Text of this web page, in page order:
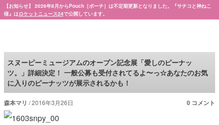
【お知らせ】 2026年8月からPouch［ポーチ］は不定期更新となりました。『サチコと神ねこ
様』はロケットニュース24で公開しています。
スヌーピーミュージアムのオープン記念展「愛しのピーナッ
ツ。」詳細決定！ 一般公募も受付されてるよ〜っ☆あなたのお気
に入りのピーナッツが展示されるかも！
森本マリ 2016年3月26日 0 コメント